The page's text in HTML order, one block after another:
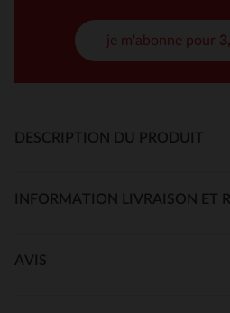
je m'abonne pour
DESCRIPTION DU PRODUIT
INFORMATION LIVRAISON ET
AVIS